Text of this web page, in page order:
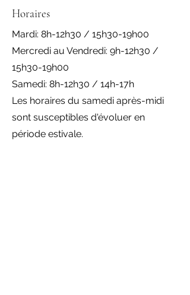
Horaires
Mardi: 8h-12h30 / 15h30-19h00
Mercredi au Vendredi: 9h-12h30 /
15h30-19h00
Samedi: 8h-12h30 / 14h-17h
Les horaires du samedi après-midi
sont susceptibles d'évoluer en
période estivale.